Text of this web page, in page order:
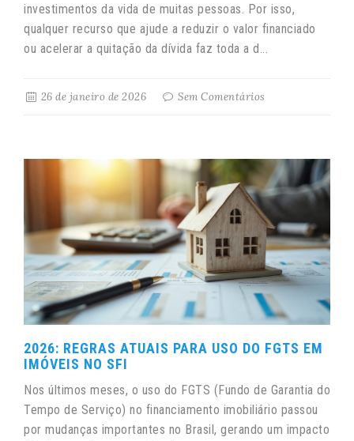
investimentos da vida de muitas pessoas. Por isso,
qualquer recurso que ajude a reduzir o valor financiado
ou acelerar a quitação da dívida faz toda a d...
26 de janeiro de 2026 Sem Comentários
2026: REGRAS ATUAIS PARA USO DO FGTS EM
IMÓVEIS NO SFI
Nos últimos meses, o uso do FGTS (Fundo de Garantia do
Tempo de Serviço) no financiamento imobiliário passou
por mudanças importantes no Brasil, gerando um impacto